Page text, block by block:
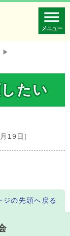
メニュー
たい
19日]
ジの先頭へ戻る